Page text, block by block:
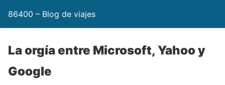
86400 – Blog de viajes
La orgía entre Microsoft, Yahoo y
Google